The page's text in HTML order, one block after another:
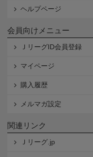
ヘルプページ
会員向けメニュー
ＪリーグID会員登録
マイページ
購入履歴
メルマガ設定
関連リンク
Ｊリーグ.jp